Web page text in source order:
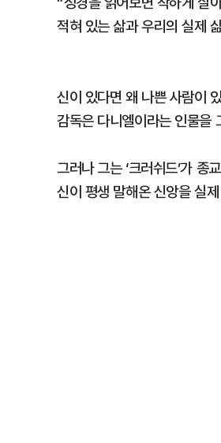
적혀 있는 삶과 우리의 실제
신이 있다면 왜 나쁜 사람이
감독은 다니엘이라는 인물을
그러나 그는 ‘크러쉬드’가
신이 평생 말해온 신앙을 실